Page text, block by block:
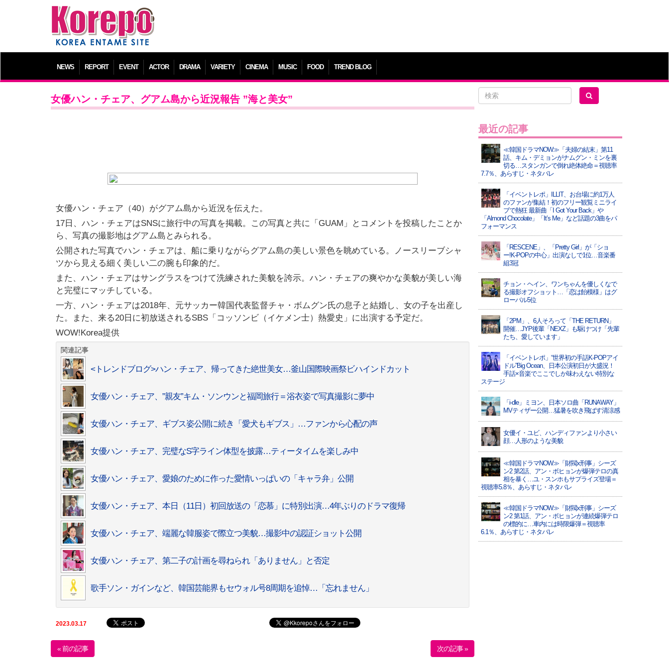
NEWS REPORT EVENT ACTOR DRAMA VARIETY CINEMA MUSIC FOOD TREND BLOG
女優ハン・チェア、グアム島から近況報告 ”海と美女”
女優ハン・チェア（40）がグアム島から近況を伝えた。
17日、ハン・チェアはSNSに旅行中の写真を掲載。この写真と共に「GUAM」とコメントを投稿したことか
ら、写真の撮影地はグアム島とみられる。
公開された写真でハン・チェアは、船に乗りながらグアム島の美しい景色を眺めている。ノースリーブシャ
ツから見える細く美しい二の腕も印象的だ。
また、ハン・チェアはサングラスをつけて洗練された美貌を誇示。ハン・チェアの爽やかな美貌が美しい海
と完璧にマッチしている。
一方、ハン・チェアは2018年、元サッカー韓国代表監督チャ・ボムグン氏の息子と結婚し、女の子を出産し
た。また、来る20日に初放送されるSBS「コッソンビ（イケメン士）熱愛史」に出演する予定だ。
WOW!Korea提供
関連記事
<トレンドブログ>ハン・チェア、帰ってきた絶世美女…釜山国際映画祭ビハインドカット
女優ハン・チェア、”親友”キム・ソンウンと福岡旅行＝浴衣姿で写真撮影に夢中
女優ハン・チェア、ギブス姿公開に続き「愛犬もギブス」…ファンから心配の声
女優ハン・チェア、完璧なS字ライン体型を披露…ティータイムを楽しみ中
女優ハン・チェア、愛娘のために作った愛情いっぱいの「キャラ弁」公開
女優ハン・チェア、本日（11日）初回放送の「恋慕」に特別出演…4年ぶりのドラマ復帰
女優ハン・チェア、端麗な韓服姿で際立つ美貌…撮影中の認証ショット公開
女優ハン・チェア、第二子の計画を尋ねられ「ありません」と否定
歌手ソン・ガインなど、韓国芸能界もセウォル号8周期を追悼…「忘れません」
2023.03.17
« 前の記事 次の記事 »
最近の記事
≪韓国ドラマNOW≫「夫婦の結末」第11
話、キム・デミョンがナムグン・ミンを裏
切る…スタンガンで倒れ絶体絶命＝視聴率
7.7％、あらすじ・ネタバレ
「イベントレポ」ILLIT、お台場に約1万人
のファンが集結！初のフリー観覧ミニライ
ブで熱狂 最新曲「I Got Your Back」や
「Almond Chocolate」「It’s Me」など話題の3曲をパ
フォーマンス
「RESCENE」、「Pretty Girl」が「ショ
ー!K-POPの中心」出演なしで1位…音楽番
組3冠
チョン・ヘイン、ワンちゃんを優しくなで
る撮影オフショット…「恋は飴模様」はグ
ローバル5位
「2PM」、6人そろって「THE RETURN」
開催…JYP後輩「NEXZ」も駆けつけ「先輩
たち、愛しています」
「イベントレポ」“世界初の手話K-POPアイ
ドル”Big Ocean、日本公演初日が大盛況！
手話×音楽でここでしか味わえない特別な
ステージ
「i-dle」ミヨン、日本ソロ曲「RUNAWAY」
MVティザー公開…猛暑を吹き飛ばす清涼感
女優イ・ユビ、ハンディファンより小さい
顔…人形のような美貌
≪韓国ドラマNOW≫「財閥x刑事」シーズ
ン2 第2話、アン・ボヒョンが爆弾テロの真
相を暴く…ユ・スンホもサプライズ登場＝
視聴率5.8％、あらすじ・ネタバレ
≪韓国ドラマNOW≫「財閥x刑事」シーズ
ン2 第1話、アン・ボヒョンが連続爆弾テロ
の標的に…車内には時限爆弾＝視聴率
6.1％、あらすじ・ネタバレ